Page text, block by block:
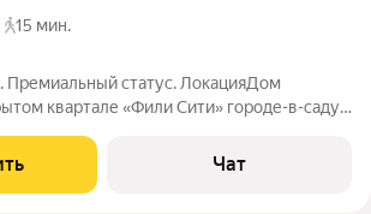
15 мин.
Премиальный статус. ЛокацияДом
«Фили Сити» городе-в-саду с
реки (10 минут пешком). Метро «Фили» (7
и
Чат